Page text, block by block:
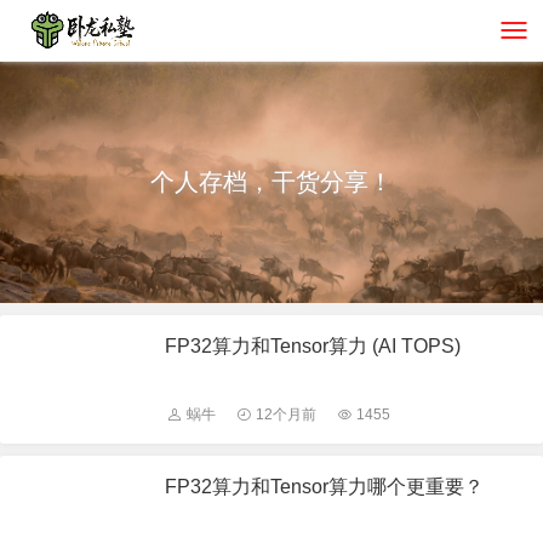
个人存档，干货分享！
FP32算力和Tensor算力 (AI TOPS)
蜗牛 12个月前 1455
FP32算力和Tensor算力哪个更重要？